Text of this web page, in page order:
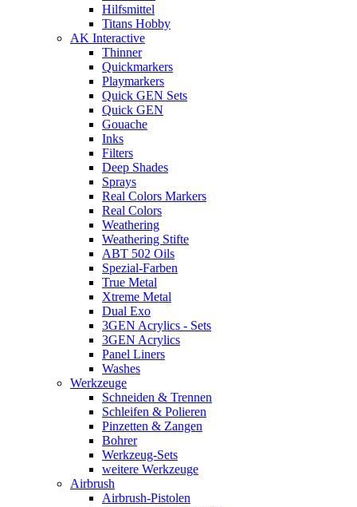
Hilfsmittel
Titans Hobby
AK Interactive
Thinner
Quickmarkers
Playmarkers
Quick GEN Sets
Quick GEN
Gouache
Inks
Filters
Deep Shades
Sprays
Real Colors Markers
Real Colors
Weathering
Weathering Stifte
ABT 502 Oils
Spezial-Farben
True Metal
Xtreme Metal
Dual Exo
3GEN Acrylics - Sets
3GEN Acrylics
Panel Liners
Washes
Werkzeuge
Schneiden & Trennen
Schleifen & Polieren
Pinzetten & Zangen
Bohrer
Werkzeug-Sets
weitere Werkzeuge
Airbrush
Airbrush-Pistolen